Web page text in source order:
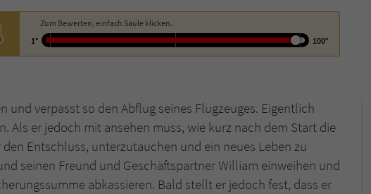
Zum Bewerten, einfach Säule klicken.
1°
100°
und verpasst so den Abflug seines Flugzeuges. Eigentlich
Als er jedoch mit ansehen muss, wie kurz nach dem Start die
Entschluss, unterzutauchen und ein neues Leben zu
seinen Freund und Geschäftspartner William einweihen und
abkassieren. Bald stellt er jedoch fest, dass er
Zweck
Verwendung von Cookies auf dieser Website zu
speichern.
Anbieter Literatur-Couch Medien GmbH & Co. KG
Laufzeit 1 Jahr
Zweck Cookie für die Bewertung einzelner Buchtitel
hl=de).